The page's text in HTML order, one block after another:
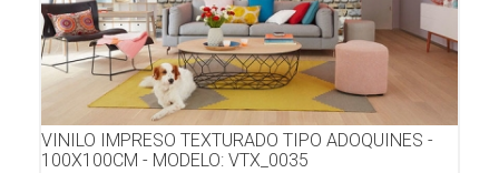
VINILO IMPRESO TEXTURADO TIPO ADOQUINES -
100X100CM - MODELO: VTX_0035